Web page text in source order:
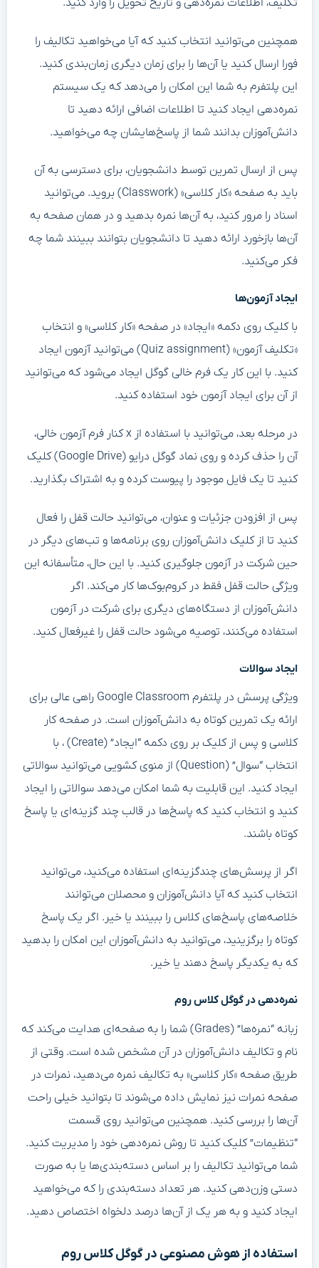
همچنین می‌توانید انتخاب کنید که آیا می‌خواهید تکالیف را
فورا ارسال کنید یا آن‌ها را برای زمان دیگری زمان‌بندی کنید.
این پلتفرم به شما این امکان را می‌دهد که یک سیستم
نمره‌دهی ایجاد کنید تا اطلاعات اضافی ارائه دهید تا
دانش‌آموزان بدانند شما از پاسخ‌هایشان چه می‌خواهید.
پس از ارسال تمرین توسط دانشجویان، برای دسترسی به آن
باید به صفحه «کار کلاسی» (Classwork) بروید. می‌توانید
اسناد را مرور کنید، به آن‌ها نمره بدهید و در همان صفحه به
آن‌ها بازخورد ارائه دهید تا دانشجویان بتوانند ببینند شما چه
فکر می‌کنید.
ایجاد آزمون‌ها
با کلیک روی دکمه «ایجاد» در صفحه «کار کلاسی» و انتخاب
«تکلیف آزمون» (Quiz assignment) می‌توانید آزمون ایجاد
کنید. با این کار یک فرم خالی گوگل ایجاد می‌شود که می‌توانید
از آن برای ایجاد آزمون خود استفاده کنید.
در مرحله بعد، می‌توانید با استفاده از x کنار فرم آزمون خالی،
آن را حذف کرده و روی نماد گوگل درایو (Google Drive) کلیک
کنید تا یک فایل موجود را پیوست کرده و به اشتراک بگذارید.
پس از افزودن جزئیات و عنوان، می‌توانید حالت قفل را فعال
کنید تا از کلیک دانش‌آموزان روی برنامه‌ها و تب‌های دیگر در
حین شرکت در آزمون جلوگیری کنید. با این حال، متأسفانه این
ویژگی حالت قفل فقط در کروم‌بوک‌ها کار می‌کند. اگر
دانش‌آموزان از دستگاه‌های دیگری برای شرکت در آزمون
استفاده می‌کنند، توصیه می‌شود حالت قفل را غیرفعال کنید.
ایجاد سوالات
ویژگی پرسش در پلتفرم Google Classroom راهی عالی برای
ارائه یک تمرین کوتاه به دانش‌آموزان است. در صفحه کار
کلاسی و پس از کلیک بر روی دکمه “ایجاد” (Create) ، با
انتخاب “سوال” (Question) از منوی کشویی می‌توانید سوالاتی
ایجاد کنید. این قابلیت به شما امکان می‌دهد سوالاتی را ایجاد
کنید و انتخاب کنید که پاسخ‌ها در قالب چند گزینه‌ای یا پاسخ
کوتاه باشند.
اگر از پرسش‌های چندگزینه‌ای استفاده می‌کنید، می‌توانید
انتخاب کنید که آیا دانش‌آموزان و محصلان می‌توانند
خلاصه‌های پاسخ‌های کلاس را ببینند یا خیر. اگر یک پاسخ
کوتاه را برگزینید، می‌توانید به دانش‌آموزان این امکان را بدهید
که به یکدیگر پاسخ دهند یا خیر.
نمره‌دهی در گوگل کلاس روم
زبانه “نمره‌ها” (Grades) شما را به صفحه‌ای هدایت می‌کند که
نام و تکالیف دانش‌آموزان در آن مشخص شده است. وقتی از
طریق صفحه «کار کلاسی» به تکالیف نمره می‌دهید، نمرات در
صفحه نمرات نیز نمایش داده می‌شوند تا بتوانید خیلی راحت
آن‌ها را بررسی کنید. همچنین می‌توانید روی قسمت
“تنظیمات” کلیک کنید تا روش نمره‌دهی خود را مدیریت کنید.
شما می‌توانید تکالیف را بر اساس دسته‌بندی‌ها یا به صورت
دستی وزن‌دهی کنید. هر تعداد دسته‌بندی را که می‌خواهید
ایجاد کنید و به هر یک از آن‌ها درصد دلخواه اختصاص دهید.
استفاده از هوش مصنوعی در گوگل کلاس روم